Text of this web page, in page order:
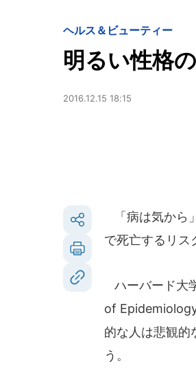
ヘルス＆ビューティー
明るい性格
2016.12.15 18:15
「病は気から
で死亡するリス
ハーバード大
of
的な人は悲観的
う。